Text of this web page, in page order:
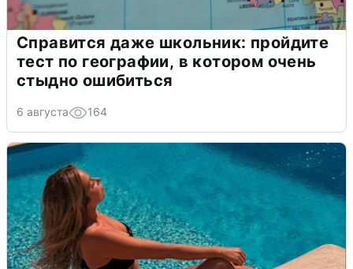
Справится даже школьник: пройдите
тест по географии, в котором очень
стыдно ошибиться
6 августа 164